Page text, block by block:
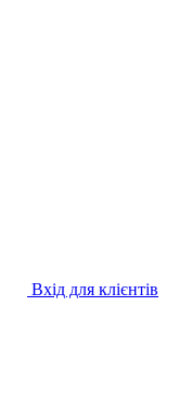
Вхід для клієнтів